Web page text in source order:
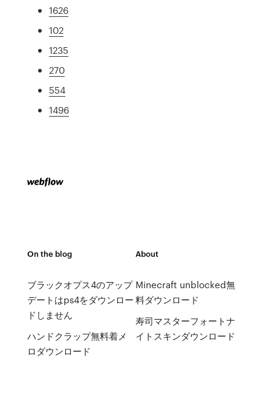
1626
102
1235
270
554
1496
On the blog
ブラックオプス4のアップ
デートはps4をダウンロー
ドしません
ハンドクラップ無料着メ
ロダウンロード
About
Minecraft unblocked無
料ダウンロード
寿司マスターフォートナ
イトスキンダウンロード